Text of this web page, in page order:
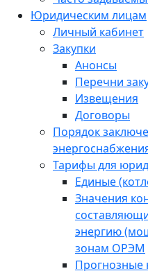
Юридическим лицам
Личный кабинет
Закупки
Анонсы
Перечни
Извещения
Договоры
Порядок
Тарифы для
Единые
Значения
энергию
зонам ОРЭМ
Прогнозные